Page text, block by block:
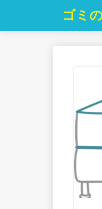
ゴミ